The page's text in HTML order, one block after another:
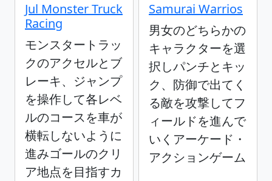
Jul Monster Truck
Racing
モンスタートラッ
クのアクセルとブ
レーキ、ジャンプ
を操作して各レベ
ルのコースを車が
横転しないように
進みゴールのクリ
ア地点を目指すカ
Samurai Warrios
男女のどちらかの
キャラクターを選
択しパンチとキッ
ク、防御で出てく
る敵を攻撃してフ
ィールドを進んで
いくアーケード・
アクションゲーム